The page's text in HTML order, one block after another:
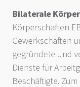
Bilaterale
Körperschaften
Gewerkschaften
gegründete und
Dienste für
Beschäftigte.